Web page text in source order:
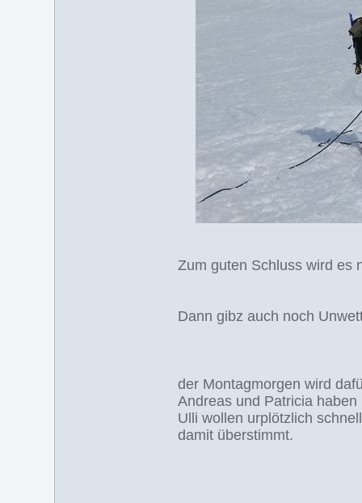
Zum guten Schluss wird es
Dann gibz auch noch
der Montagmorgen wird
Andreas und Patricia
Ulli wollen urplötzlich
damit überstimmt.